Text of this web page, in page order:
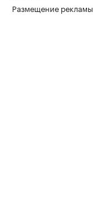
Размещение рекламы